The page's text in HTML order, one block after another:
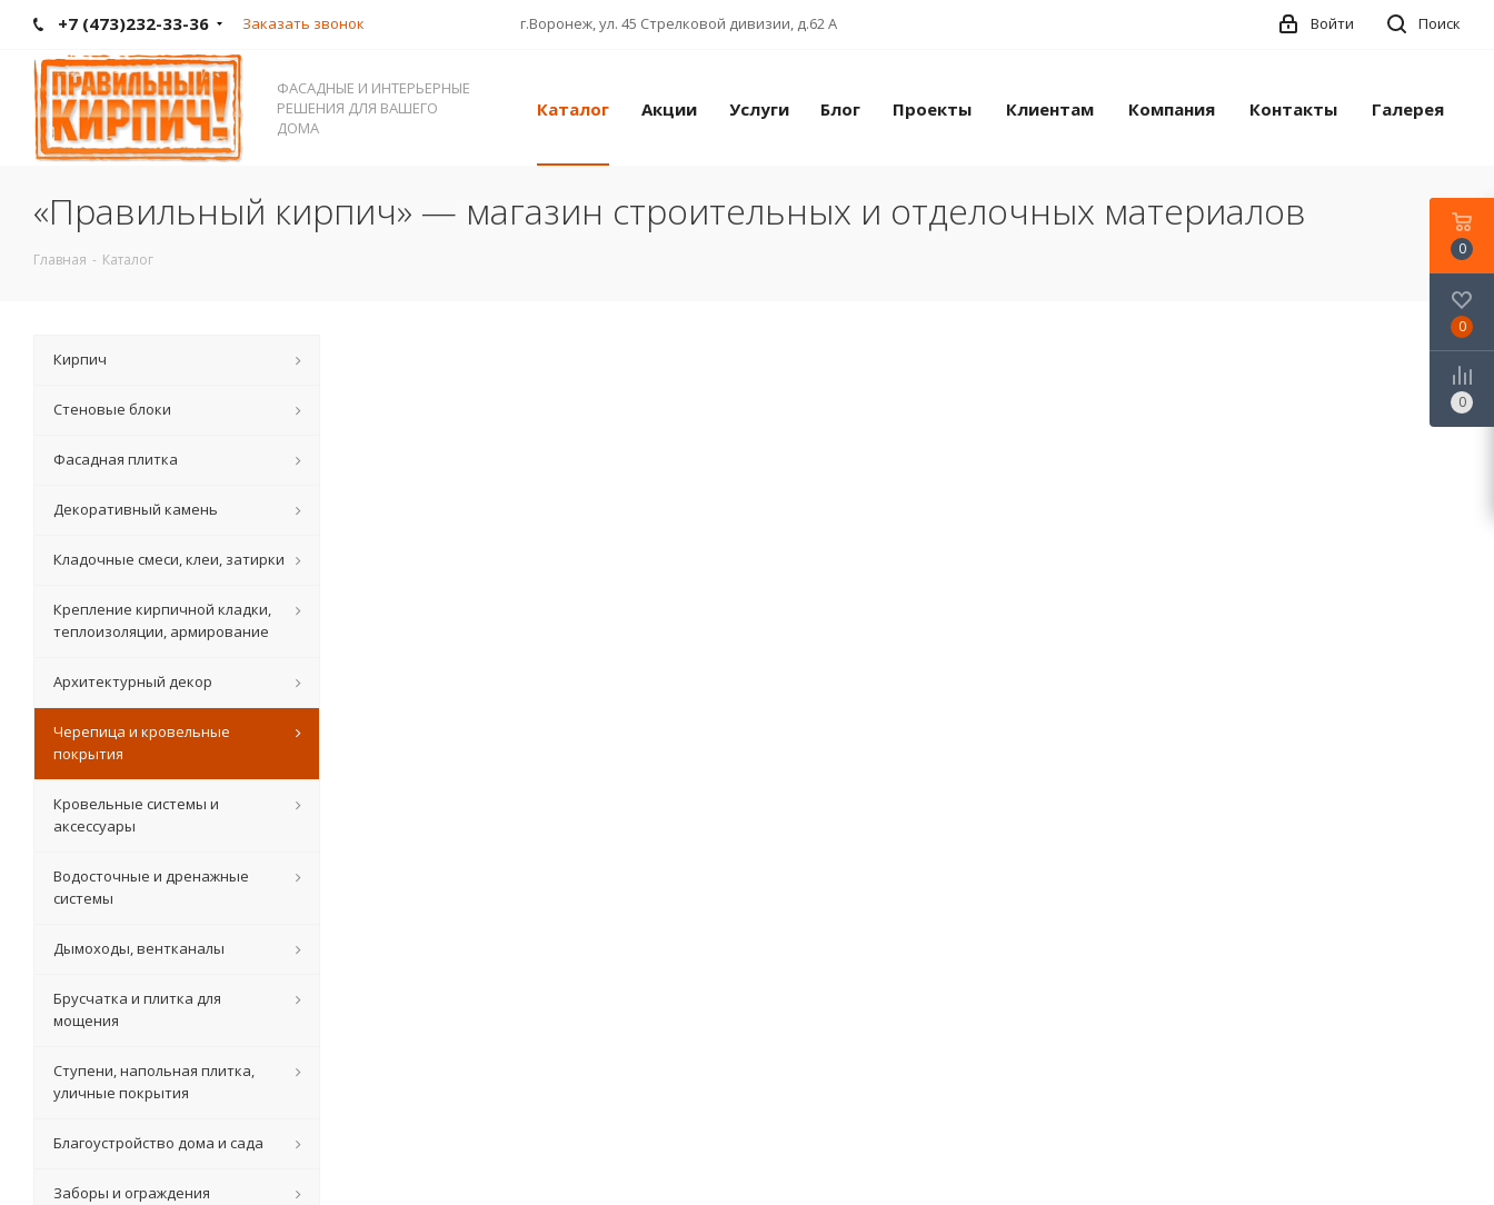
+7 (473)232-33-36 Заказать звонок г.Воронеж, ул. 45 Стрелковой дивизии, д.62 А Поиск
Войти
ФАСАДНЫЕ И ИНТЕРЬЕРНЫЕ
РЕШЕНИЯ ДЛЯ ВАШЕГО
ДОМА
Каталог Акции Услуги Блог Проекты Клиентам Компания Контакты Галерея
«Правильный кирпич» — магазин строительных и отделочных материалов
Главная - Каталог
Кирпич
Стеновые блоки
Фасадная плитка
Декоративный камень
Кладочные смеси, клеи, затирки
Крепление кирпичной кладки,
теплоизоляции, армирование
Архитектурный декор
Черепица и кровельные
покрытия
Кровельные системы и
аксессуары
Водосточные и дренажные
системы
Дымоходы, вентканалы
Брусчатка и плитка для
мощения
Ступени, напольная плитка,
уличные покрытия
Благоустройство дома и сада
Заборы и ограждения
0
0
0